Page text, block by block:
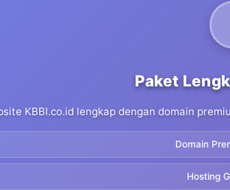
Paket
KBBI.co.id lengkap dengan domain
Domain
Hosting